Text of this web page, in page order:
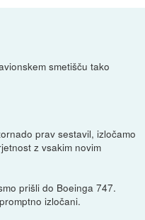
smetišču tako
prav sestavil, izločamo
z vsakim novim
prišli do Boeinga 747.
izločani.